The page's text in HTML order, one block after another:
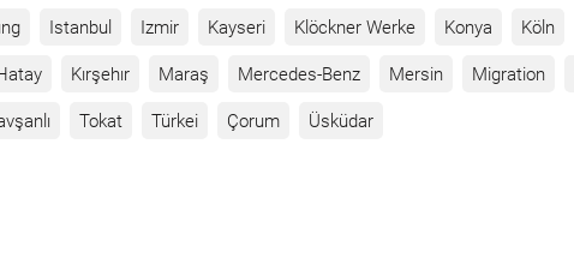
Istanbul Izmir Kayseri Klöckner Werke Konya Köln
Kırşehır Maraş Mercedes-Benz Mersin Migration
Tokat Türkei Çorum Üsküdar